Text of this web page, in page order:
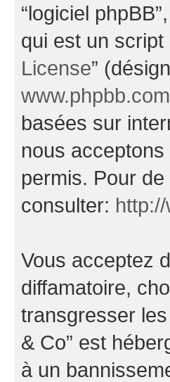
“logiciel
qui est un
License”
www.phpbb.com
basées sur
nous
permis. Pour
consulter:
Vous acceptez
diffamatoire,
transgresser
& Co” est
à un